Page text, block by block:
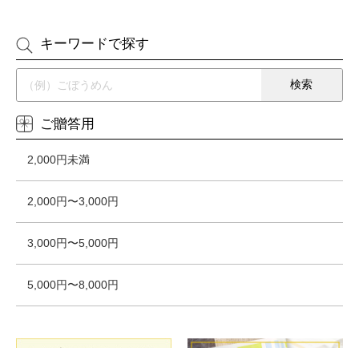
キーワードで探す
ご贈答用
2,000円未満
2,000円〜3,000円
3,000円〜5,000円
5,000円〜8,000円